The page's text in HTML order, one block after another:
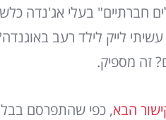
חברתיים" בעלי אג'נדה
לייק לילד רעב באוגנדה?
זה מספיק.
הבא, כפי שהתפרסם